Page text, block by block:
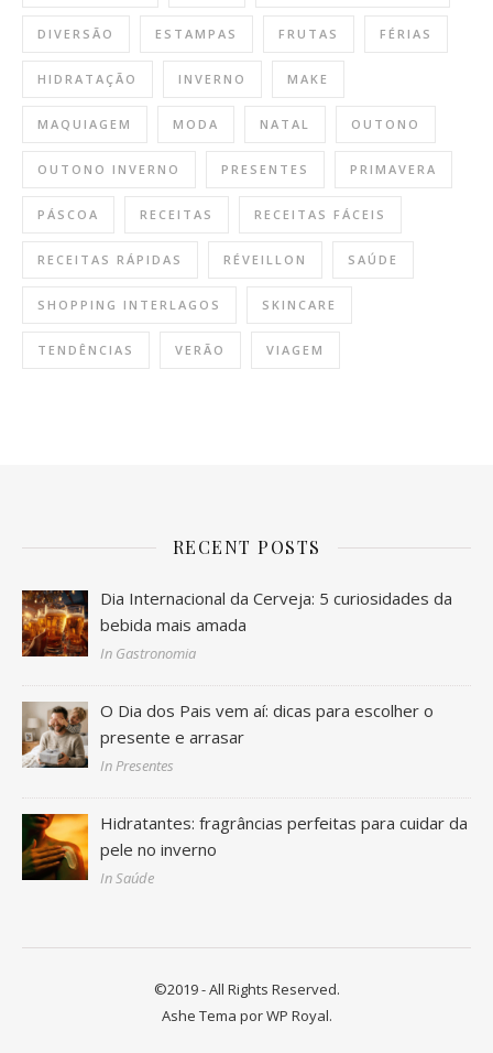
DIVERSÃO ESTAMPAS FRUTAS FÉRIAS
HIDRATAÇÃO INVERNO MAKE
MAQUIAGEM MODA NATAL OUTONO
OUTONO INVERNO PRESENTES PRIMAVERA
PÁSCOA RECEITAS RECEITAS FÁCEIS
RECEITAS RÁPIDAS RÉVEILLON SAÚDE
SHOPPING INTERLAGOS SKINCARE
TENDÊNCIAS VERÃO VIAGEM
RECENT POSTS
Dia Internacional da Cerveja: 5 curiosidades da
bebida mais amada
In Gastronomia
O Dia dos Pais vem aí: dicas para escolher o
presente e arrasar
In Presentes
Hidratantes: fragrâncias perfeitas para cuidar da
pele no inverno
In Saúde
©2019 - All Rights Reserved.
Ashe Tema porWP Royal.